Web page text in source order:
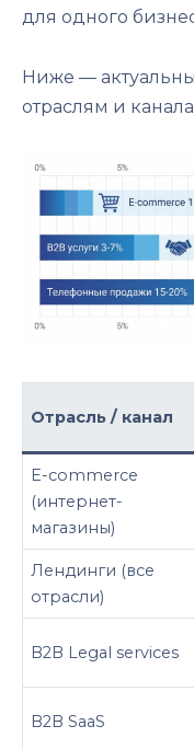
для одного
Ниже —
отраслям и
Отрасль / канал
E-commerce
(интернет-
магазины)
Лендинги (все
отрасли)
B2B Legal services
B2B SaaS